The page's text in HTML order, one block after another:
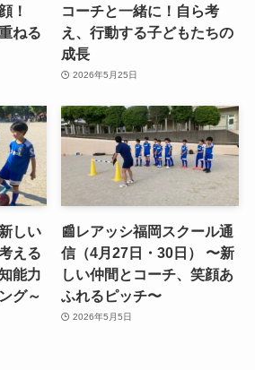
！
ねる
コーチと一緒に！自ら考
え、行動する子どもたちの
成長
2026年5月25日
しい
える
能力
グ～
📰レアッシ福岡スクール通
信（4月27日・30日） 〜新
しい仲間とコーチ、笑顔あ
ふれるピッチ〜
2026年5月5日